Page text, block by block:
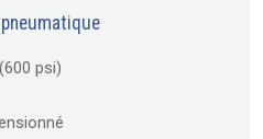
psi)